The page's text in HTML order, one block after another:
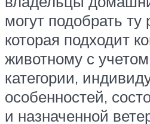
могут подобрать ту
которая подходит
животному с
категории,
особенностей,
и назначенной